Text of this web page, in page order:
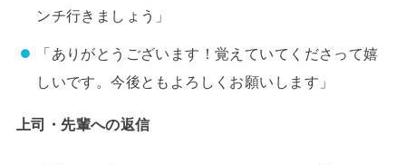
ンチ行きましょう」
「ありがとうございます！覚えていてくださって嬉
しいです。今後ともよろしくお願いします」
上司・先輩への返信